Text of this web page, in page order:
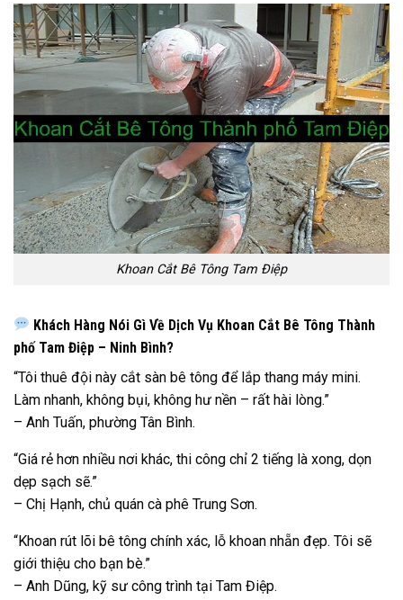
Khoan Cắt Bê Tông Tam Điệp
Khách Hàng Nói Gì Về Dịch Vụ Khoan Cắt Bê Tông Thành
phố Tam Điệp – Ninh Bình?
“Tôi thuê đội này cắt sàn bê tông để lắp thang máy mini.
Làm nhanh, không bụi, không hư nền – rất hài lòng.”
– Anh Tuấn, phường Tân Bình.
“Giá rẻ hơn nhiều nơi khác, thi công chỉ 2 tiếng là xong, dọn
dẹp sạch sẽ.”
– Chị Hạnh, chủ quán cà phê Trung Sơn.
“Khoan rút lõi bê tông chính xác, lỗ khoan nhẵn đẹp. Tôi sẽ
giới thiệu cho bạn bè.”
– Anh Dũng, kỹ sư công trình tại Tam Điệp.